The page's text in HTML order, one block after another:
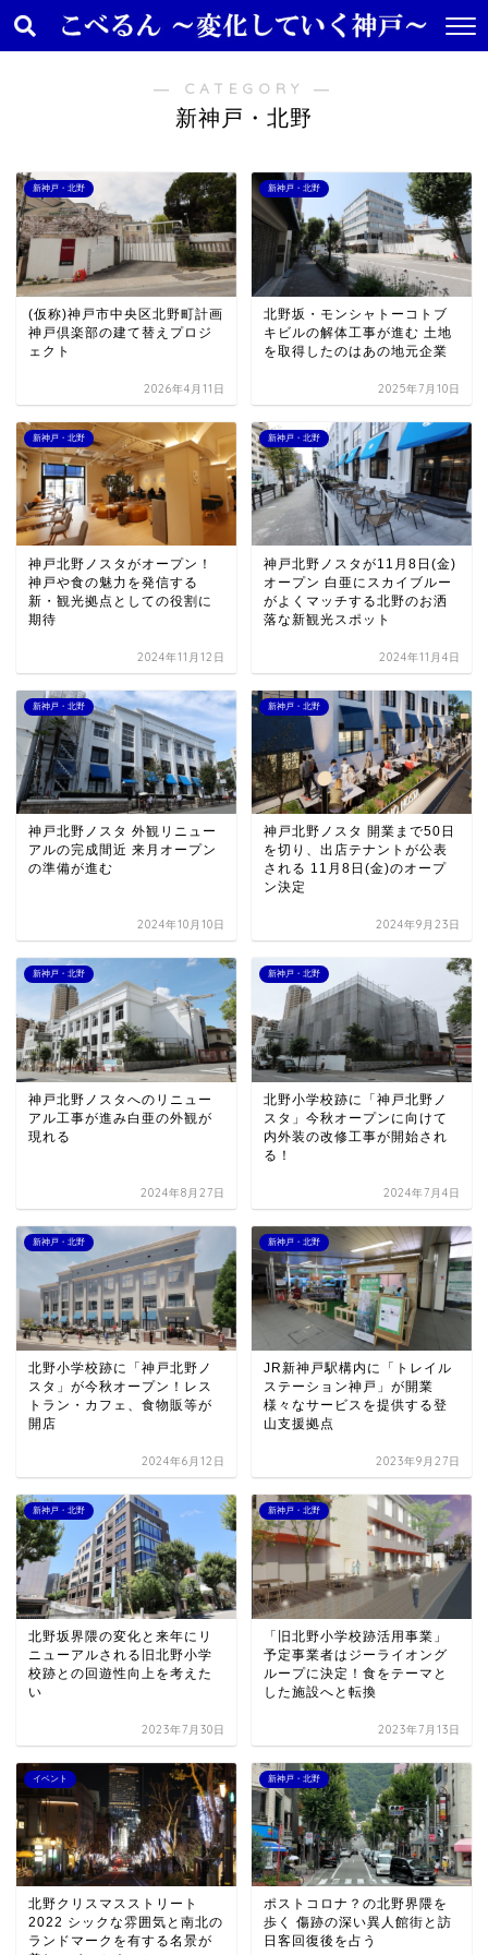
― CATEGORY ―
新神戸・北野
新神戸・北野
(仮称)神戸市中央区北野町計画
神戸倶楽部の建て替えプロジ
ェクト
2026年4月11日
新神戸・北野
北野坂・モンシャトーコトブ
キビルの解体工事が進む 土地
を取得したのはあの地元企業
2025年7月10日
新神戸・北野
神戸北野ノスタがオープン！
神戸や食の魅力を発信する
新・観光拠点としての役割に
期待
2024年11月12日
新神戸・北野
神戸北野ノスタが11月8日(金)
オープン 白亜にスカイブルー
がよくマッチする北野のお洒
落な新観光スポット
2024年11月4日
新神戸・北野
神戸北野ノスタ 外観リニュー
アルの完成間近 来月オープン
の準備が進む
2024年10月10日
新神戸・北野
神戸北野ノスタ 開業まで50日
を切り、出店テナントが公表
される 11月8日(金)のオープ
ン決定
2024年9月23日
新神戸・北野
神戸北野ノスタへのリニュー
アル工事が進み白亜の外観が
現れる
2024年8月27日
新神戸・北野
北野小学校跡に「神戸北野ノ
スタ」今秋オープンに向けて
内外装の改修工事が開始され
る！
2024年7月4日
新神戸・北野
北野小学校跡に「神戸北野ノ
スタ」が今秋オープン！レス
トラン・カフェ、食物販等が
開店
2024年6月12日
新神戸・北野
JR新神戸駅構内に「トレイル
ステーション神戸」が開業
様々なサービスを提供する登
山支援拠点
2023年9月27日
新神戸・北野
北野坂界隈の変化と来年にリ
ニューアルされる旧北野小学
校跡との回遊性向上を考えた
い
2023年7月30日
新神戸・北野
「旧北野小学校跡活用事業」
予定事業者はジーライオング
ループに決定！食をテーマと
した施設へと転換
2023年7月13日
イベント
北野クリスマスストリート
2022 シックな雰囲気と南北の
ランドマークを有する名景が
新神戸・北野
ポストコロナ？の北野界隈を
歩く 傷跡の深い異人館街と訪
日客回復後を占う